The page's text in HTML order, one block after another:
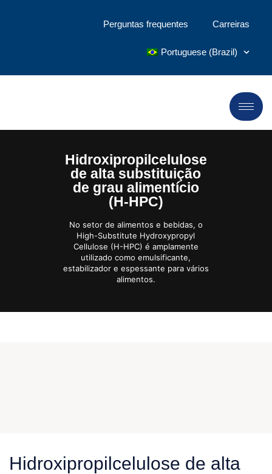
Perguntas frequentes Carreiras
Portuguese (Brazil)
Hidroxipropilcelulose
de alta substituição
de grau alimentício
(H-HPC)
No setor de alimentos e bebidas, o
High-Substitute Hydroxypropyl
Cellulose (H-HPC) é amplamente
utilizado como emulsificante,
estabilizador e espessante para vários
alimentos.
Hidroxipropilcelulose de alta